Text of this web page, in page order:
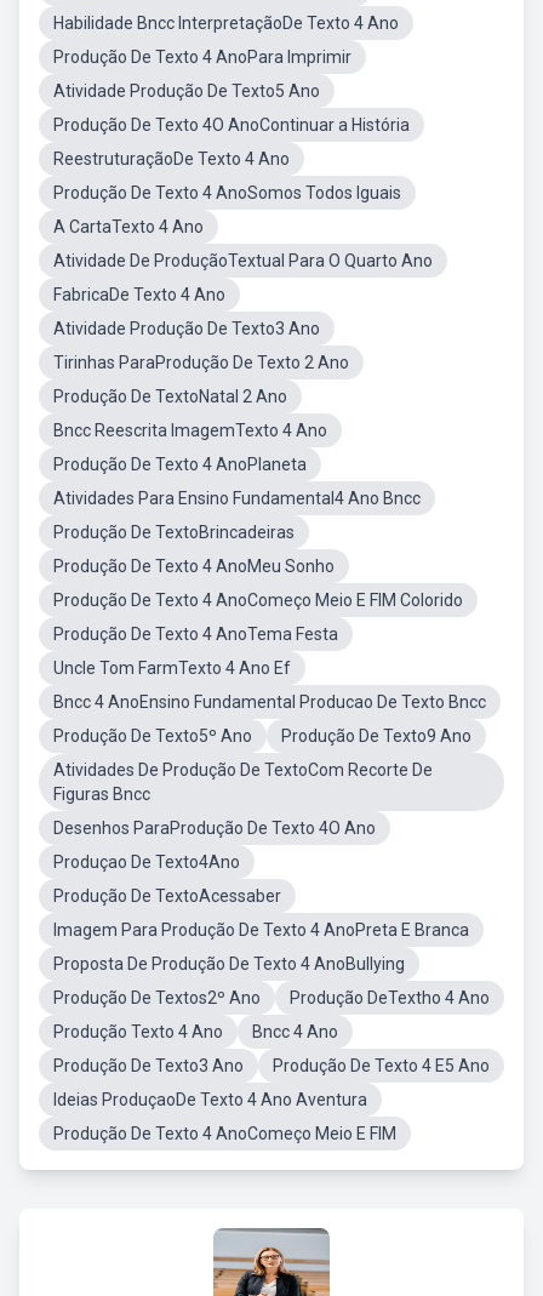
Habilidade Bncc InterpretaçãoDe Texto 4 Ano
Produção De Texto 4 AnoPara Imprimir
Atividade Produção De Texto5 Ano
Produção De Texto 4O AnoContinuar a História
ReestruturaçãoDe Texto 4 Ano
Produção De Texto 4 AnoSomos Todos Iguais
A CartaTexto 4 Ano
Atividade De ProduçãoTextual Para O Quarto Ano
FabricaDe Texto 4 Ano
Atividade Produção De Texto3 Ano
Tirinhas ParaProdução De Texto 2 Ano
Produção De TextoNatal 2 Ano
Bncc Reescrita ImagemTexto 4 Ano
Produção De Texto 4 AnoPlaneta
Atividades Para Ensino Fundamental4 Ano Bncc
Produção De TextoBrincadeiras
Produção De Texto 4 AnoMeu Sonho
Produção De Texto 4 AnoComeço Meio E FIM Colorido
Produção De Texto 4 AnoTema Festa
Uncle Tom FarmTexto 4 Ano Ef
Bncc 4 AnoEnsino Fundamental Producao De Texto Bncc
Produção De Texto5º Ano
Produção De Texto9 Ano
Atividades De Produção De TextoCom Recorte De
Figuras Bncc
Desenhos ParaProdução De Texto 4O Ano
Produçao De Texto4Ano
Produção De TextoAcessaber
Imagem Para Produção De Texto 4 AnoPreta E Branca
Proposta De Produção De Texto 4 AnoBullying
Produção De Textos2º Ano
Produção DeTextho 4 Ano
Produção Texto 4 Ano
Bncc 4 Ano
Produção De Texto3 Ano
Produção De Texto 4 E5 Ano
Ideias ProduçaoDe Texto 4 Ano Aventura
Produção De Texto 4 AnoComeço Meio E FIM